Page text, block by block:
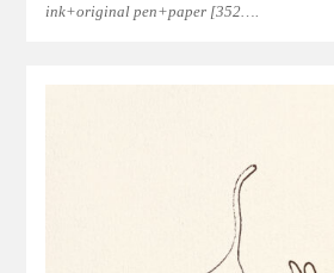
ink+original pen+paper [352….